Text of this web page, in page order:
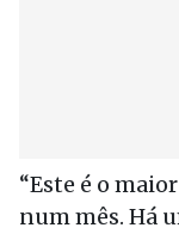
“Este é o
num mês. Há